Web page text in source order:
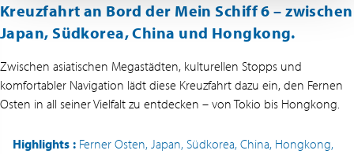
Kreuzfahrt an Bord der Mein Schiff 6 – zwischen
Japan, Südkorea, China und Hongkong.
Zwischen asiatischen Megastädten, kulturellen Stopps und
komfortabler Navigation lädt diese Kreuzfahrt dazu ein, den Fernen
Osten in all seiner Vielfalt zu entdecken – von Tokio bis Hongkong.
Highlights : Ferner Osten, Japan, Südkorea, China, Hongkong,